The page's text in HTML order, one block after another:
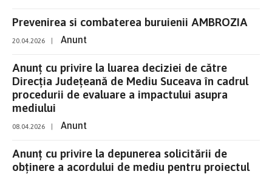
Prevenirea si combaterea buruienii AMBROZIA
20.04.2026 Anunt
Anunț cu privire la luarea deciziei de către
Direcția Județeană de Mediu Suceava în cadrul
procedurii de evaluare a impactului asupra
mediului
08.04.2026 Anunt
Anunț cu privire la depunerea solicitării de
obținere a acordului de mediu pentru proiectul